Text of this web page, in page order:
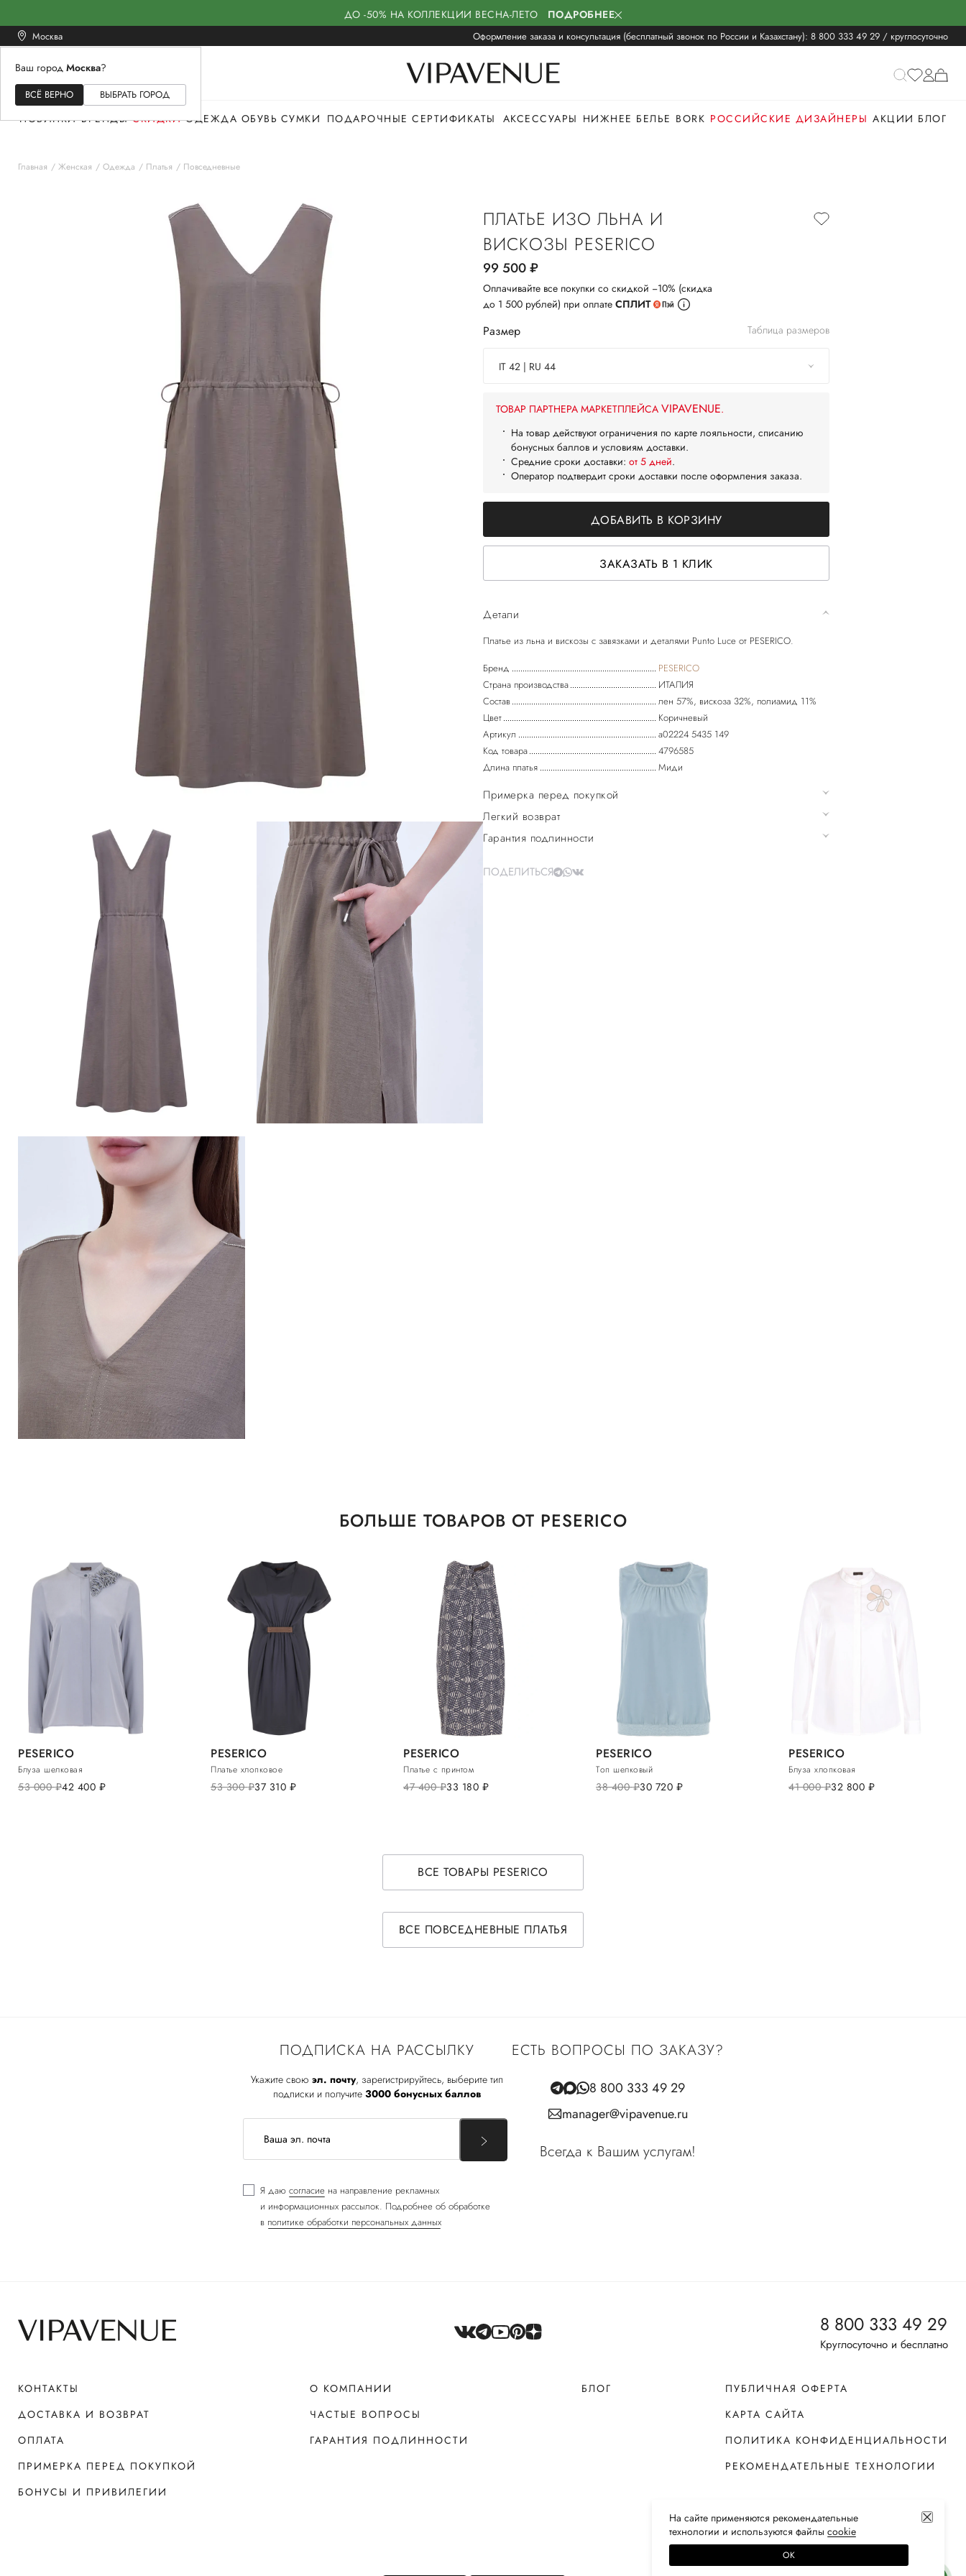
ДО -50% НА КОЛЛЕКЦИИ ВЕСНА-ЛЕТО ПОДРОБНЕЕ
Москва Оформление заказа и консультация (бесплатный звонок по России и Казахстану): 8 800 333 49 29 / круглосуточно
Ваш город Москва?
ВСЁ ВЕРНО ВЫБРАТЬ ГОРОД
ЖЕНСКОЕМУЖСКОЕ
НОВИНКИ БРЕНДЫ СКИДКИ ОДЕЖДА ОБУВЬ СУМКИ ПОДАРОЧНЫЕ СЕРТИФИКАТЫ АКСЕССУАРЫ НИЖНЕЕ БЕЛЬЕ BORK РОССИЙСКИЕ ДИЗАЙНЕРЫ АКЦИИ БЛОГ
Главная Женская Одежда Платья Повседневные
ПЛАТЬЕ ИЗО ЛЬНА И
ВИСКОЗЫ PESERICO
99 500руб.
Оплачивайте все покупки со скидкой −10% (скидка
до 1 500 рублей) при оплате СПЛИТ
Размер Таблица размеров
IT 42 | RU 44
ТОВАР ПАРТНЕРА МАРКЕТПЛЕЙСА VIPAVENUE.
На товар действуют ограничения по карте лояльности, списанию
бонусных баллов и условиям доставки.
Средние сроки доставки: от 5 дней.
Оператор подтвердит сроки доставки после оформления заказа.
ДОБАВИТЬ В КОРЗИНУ
ЗАКАЗАТЬ В 1 КЛИК
Детали
Бренд
PESERICO
Страна производства
ИТАЛИЯ
Состав
лен 57%, вискоза 32%, полиамид 11%
Цвет
Коричневый
Артикул
a02224 5435 149
Код товара
4796585
Длина платья
Миди
Примерка перед покупкой
Легкий возврат
Гарантия подлинности
ПОДЕЛИТЬСЯ
БОЛЬШЕ ТОВАРОВ ОТ PESERICO
PESERICO
Блуза шелковая
53 000руб.42 400 руб.
PESERICO
Платье хлопковое
53 300руб.37 310 руб.
PESERICO
Платье с принтом
47 400руб.33 180 руб.
PESERICO
Топ шелковый
38 400руб.30 720 руб.
PESERICO
Блуза хлопковая
41 000руб.32 800 руб.
ВСЕ ТОВАРЫ PESERICO
ВСЕ ПОВСЕДНЕВНЫЕ ПЛАТЬЯ
ПОДПИСКА НА РАССЫЛКУ
Укажите свою эл. почту, зарегистрируйтесь, выберите тип
подписки и получите 3000 бонусных баллов
Я даю согласие на направление рекламных
и информационных рассылок. Подробнее об обработке
в политике обработки персональных данных
ЕСТЬ ВОПРОСЫ ПО ЗАКАЗУ?
8 800 333 49 29
manager@vipavenue.ru
Всегда к Вашим услугам!
8 800 333 49 29
Круглосуточно и бесплатно
КОНТАКТЫ
ДОСТАВКА И ВОЗВРАТ
ОПЛАТА
ПРИМЕРКА ПЕРЕД ПОКУПКОЙ
БОНУСЫ И ПРИВИЛЕГИИ
О КОМПАНИИ
ЧАСТЫЕ ВОПРОСЫ
ГАРАНТИЯ ПОДЛИННОСТИ
БЛОГ
ПУБЛИЧНАЯ ОФЕРТА
КАРТА САЙТА
ПОЛИТИКА КОНФИДЕНЦИАЛЬНОСТИ
РЕКОМЕНДАТЕЛЬНЫЕ ТЕХНОЛОГИИ
На сайте применяются рекомендательные
технологии и используются файлы сооkiе
ОК